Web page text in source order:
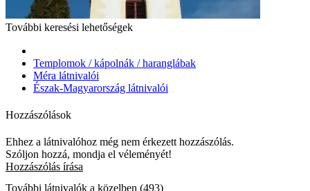
További keresési lehetőségek
Templomok / kápolnák / haranglábak
Méra látnivalói
Észak-Magyarország látnivalói
Hozzászólások
Ehhez a látnivalóhoz még nem érkezett hozzászólás.
Szóljon hozzá, mondja el véleményét!
Hozzászólás írása
További látnivalók a közelben (493)